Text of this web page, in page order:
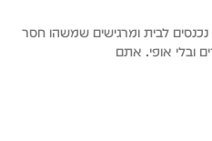
לבית ומרגישים שמשהו חסר
ובלי אופי. אתם